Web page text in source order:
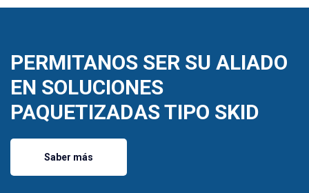
PERMITANOS SER SU ALIADO
EN SOLUCIONES
PAQUETIZADAS TIPO SKID
Saber más